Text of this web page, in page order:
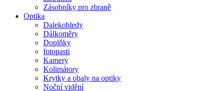
Zásobníky pro zbraně
Optika
Dalekohledy
Dálkoměry
Doplňky
fotopasti
Kamery
Kolimátory
Krytky a obaly na optiky
Noční vidění